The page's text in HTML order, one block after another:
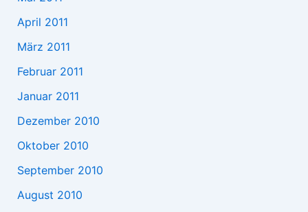
April 2011
März 2011
Februar 2011
Januar 2011
Dezember 2010
Oktober 2010
September 2010
August 2010